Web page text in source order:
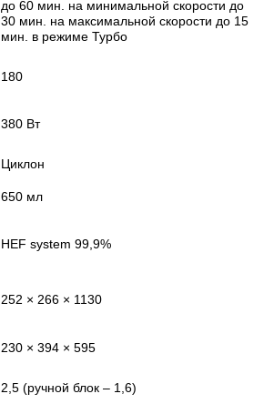
до 60 мин. на минимальной скорости до
30 мин. на максимальной скорости до 15
мин. в режиме Турбо
180
380 Вт
Циклон
650 мл
HEF system 99,9%
252 × 266 × 1130
230 × 394 × 595
2,5 (ручной блок – 1,6)